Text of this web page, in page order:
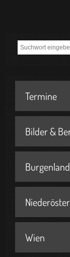
Termine
Bilder &
Burgenland
Wien